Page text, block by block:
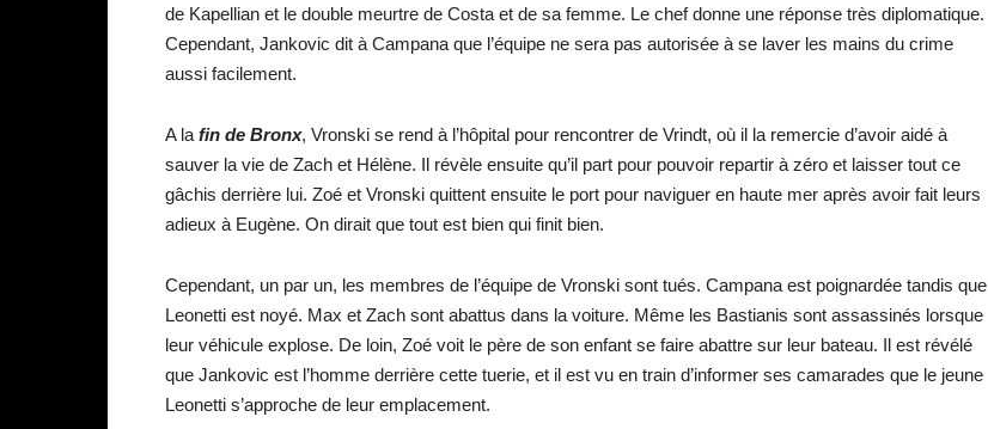
de Kapellian et le double meurtre de Costa et de sa femme. Le chef donne une réponse très diplomatique.
Cependant, Jankovic dit à Campana que l’équipe ne sera pas autorisée à se laver les mains du crime
aussi facilement.
A la fin de Bronx, Vronski se rend à l’hôpital pour rencontrer de Vrindt, où il la remercie d’avoir aidé à
sauver la vie de Zach et Hélène. Il révèle ensuite qu’il part pour pouvoir repartir à zéro et laisser tout ce
gâchis derrière lui. Zoé et Vronski quittent ensuite le port pour naviguer en haute mer après avoir fait leurs
adieux à Eugène. On dirait que tout est bien qui finit bien.
Cependant, un par un, les membres de l’équipe de Vronski sont tués. Campana est poignardée tandis que
Leonetti est noyé. Max et Zach sont abattus dans la voiture. Même les Bastianis sont assassinés lorsque
leur véhicule explose. De loin, Zoé voit le père de son enfant se faire abattre sur leur bateau. Il est révélé
que Jankovic est l’homme derrière cette tuerie, et il est vu en train d’informer ses camarades que le jeune
Leonetti s’approche de leur emplacement.